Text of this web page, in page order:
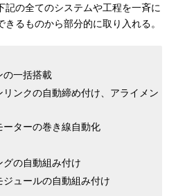
記の全てのシステムや工程を一斉に
るものから部分的に取り入れる。
の一括搭載
リンクの自動締め付け、アライメン
ーターの巻き線自動化
の自動組み付け
ジュールの自動組み付け